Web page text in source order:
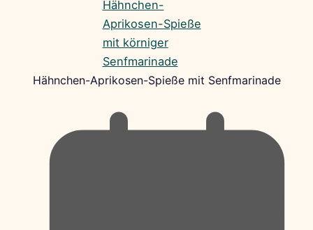
Hähnchen-Aprikosen-Spieße mit Senfmarinade